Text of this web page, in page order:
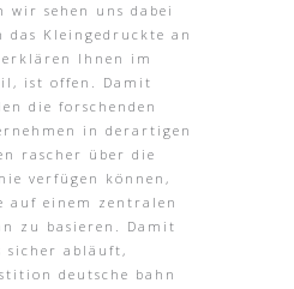
wir sehen uns dabei
das Kleingedruckte an
Ihnen im
ist offen. Damit
die forschenden
in derartigen
rascher über die
verfügen können,
auf einem zentralen
zu basieren. Damit
sicher abläuft,
deutsche bahn